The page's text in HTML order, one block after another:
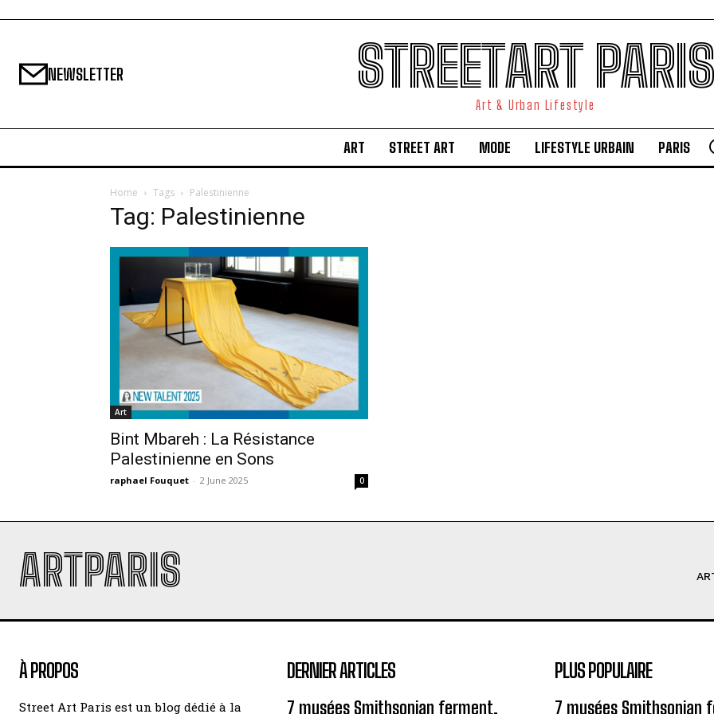
NEWSLETTER STREETART PARIS
Art & Urban Lifestyle
ART STREET ART MODE LIFESTYLE URBAIN PARIS
Home Tags Palestinienne
Tag: Palestinienne
Art
Bint Mbareh : La Résistance
Palestinienne en Sons
raphael Fouquet - 2 June 2025 0
ARTPARIS
À PROPOS
Street Art Paris est un blog dédié à la
DERNIER ARTICLES
7 musées Smithsonian ferment,
PLUS POPULAIRE
7 musées Smithsonian